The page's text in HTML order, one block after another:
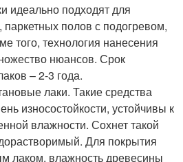
идеально подходят для
полов с подогревом,
того, технология нанесения
нюансов. Срок
– 2-3 года.
лаки. Такие средства
износостойкости, устойчивы к
влажности. Сохнет такой
Для покрытия
лаком, влажность древесины